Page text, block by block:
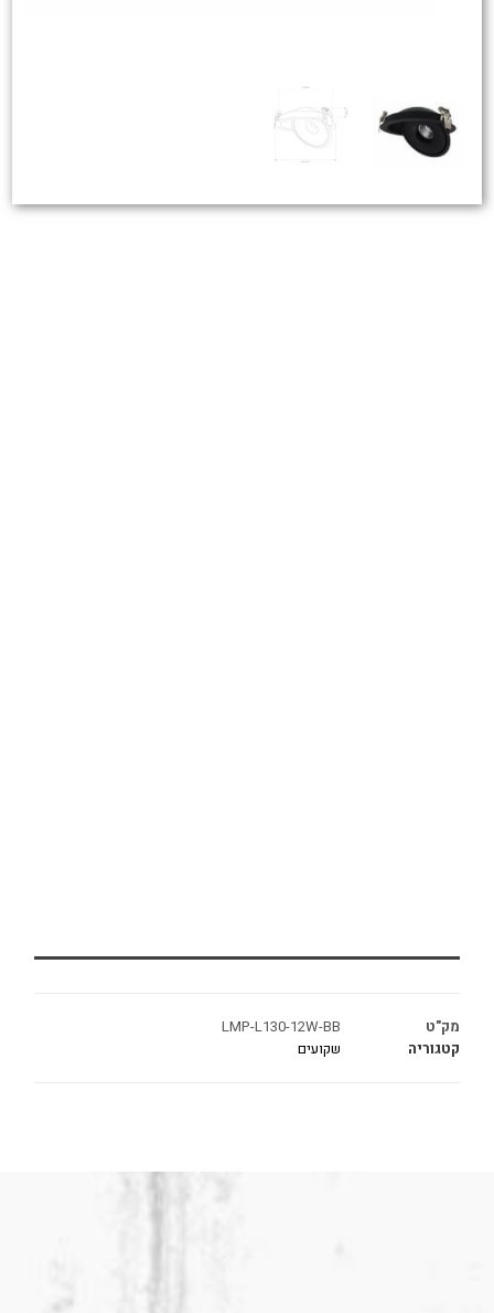
מק"ט
LMP-L130-12W-BB
קטגוריה
שקועים